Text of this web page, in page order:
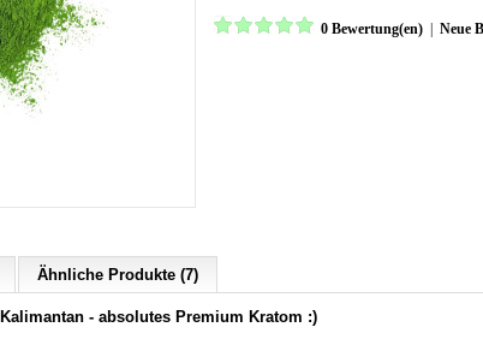
0 Bewertung(en) Neue
Ähnliche Produkte (7)
- absolutes Premium Kratom :)